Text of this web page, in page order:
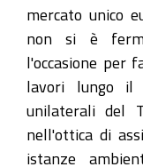
politica
dei
trasporti
attraverso
le
Alpi"
mercato unico
non si è
l'occasione per
lavori lungo il
unilaterali del
nell'ottica di
istanze